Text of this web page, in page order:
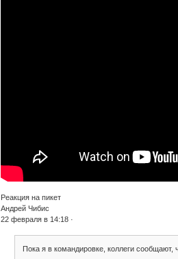
Реакция на пикет
Андрей Чибис
22 февраля в 14:18 ·
Пока я в командировке, коллеги